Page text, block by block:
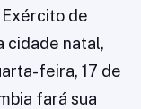
de
cidade natal,
feira, 17 de
fará sua